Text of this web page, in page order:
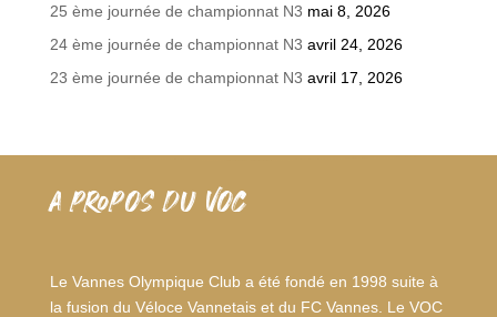
25 ème journée de championnat N3 mai 8, 2026
24 ème journée de championnat N3 avril 24, 2026
23 ème journée de championnat N3 avril 17, 2026
A PROPOS DU VOC
Le Vannes Olympique Club a été fondé en 1998 suite à
la fusion du Véloce Vannetais et du FC Vannes. Le VOC